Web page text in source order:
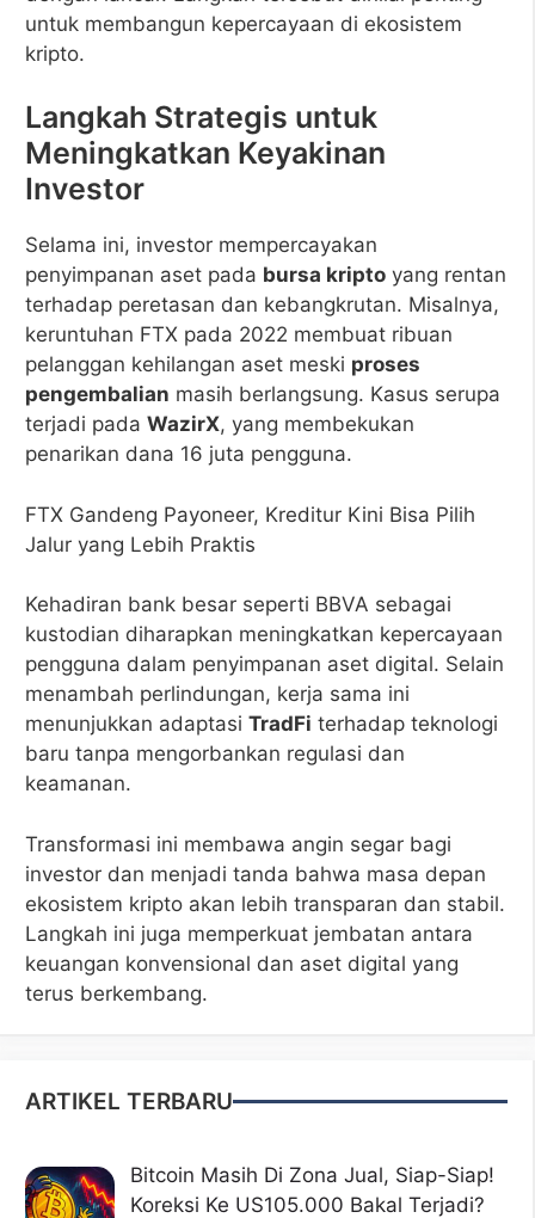
untuk membangun kepercayaan di ekosistem
kripto.
Langkah Strategis untuk
Meningkatkan Keyakinan
Investor
Selama ini, investor mempercayakan
penyimpanan aset pada bursa kripto yang rentan
terhadap peretasan dan kebangkrutan. Misalnya,
keruntuhan FTX pada 2022 membuat ribuan
pelanggan kehilangan aset meski proses
pengembalian masih berlangsung. Kasus serupa
terjadi pada WazirX, yang membekukan
penarikan dana 16 juta pengguna.
FTX Gandeng Payoneer, Kreditur Kini Bisa Pilih
Jalur yang Lebih Praktis
Kehadiran bank besar seperti BBVA sebagai
kustodian diharapkan meningkatkan kepercayaan
pengguna dalam penyimpanan aset digital. Selain
menambah perlindungan, kerja sama ini
menunjukkan adaptasi TradFi terhadap teknologi
baru tanpa mengorbankan regulasi dan
keamanan.
Transformasi ini membawa angin segar bagi
investor dan menjadi tanda bahwa masa depan
ekosistem kripto akan lebih transparan dan stabil.
Langkah ini juga memperkuat jembatan antara
keuangan konvensional dan aset digital yang
terus berkembang.
ARTIKEL TERBARU
Bitcoin Masih Di Zona Jual, Siap-Siap!
Koreksi Ke US105.000 Bakal Terjadi?